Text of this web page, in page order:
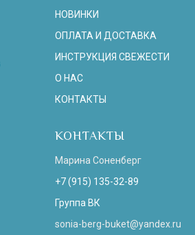
НОВИНКИ
ОПЛАТА И ДОСТАВКА
ИНСТРУКЦИЯ СВЕЖЕСТИ
О НАС
КОНТАКТЫ
КОНТАКТЫ
Марина Соненберг
+7 (915) 135-32-89
Группа ВК
sonia-berg-buket@yandex.ru